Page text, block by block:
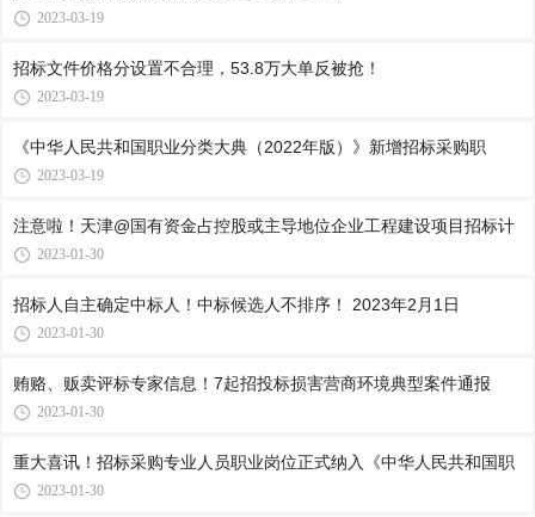
2023-03-19
招标文件价格分设置不合理，53.8万大单反被抢！
2023-03-19
《中华人民共和国职业分类大典（2022年版）》新增招标采购职
2023-03-19
注意啦！天津@国有资金占控股或主导地位企业工程建设项目招标计
2023-01-30
招标人自主确定中标人！中标候选人不排序！ 2023年2月1日
2023-01-30
贿赂、贩卖评标专家信息！7起招投标损害营商环境典型案件通报
2023-01-30
重大喜讯！招标采购专业人员职业岗位正式纳入《中华人民共和国职
2023-01-30